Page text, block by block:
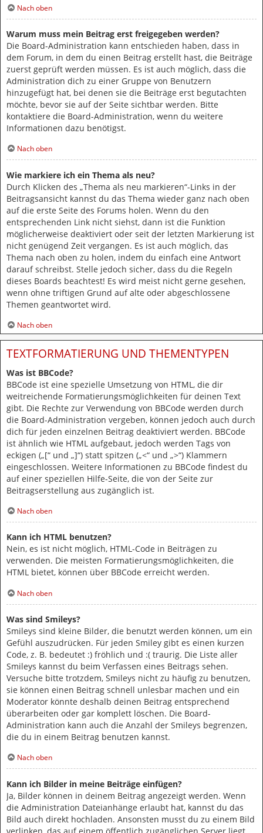
Nach oben
Warum muss mein Beitrag erst freigegeben werden?
Die Board-Administration kann entschieden haben, dass in
dem Forum, in dem du einen Beitrag erstellt hast, die Beiträge
zuerst geprüft werden müssen. Es ist auch möglich, dass die
Administration dich zu einer Gruppe von Benutzern
hinzugefügt hat, bei denen sie die Beiträge erst begutachten
möchte, bevor sie auf der Seite sichtbar werden. Bitte
kontaktiere die Board-Administration, wenn du weitere
Informationen dazu benötigst.
Nach oben
Wie markiere ich ein Thema als neu?
Durch Klicken des „Thema als neu markieren“-Links in der
Beitragsansicht kannst du das Thema wieder ganz nach oben
auf die erste Seite des Forums holen. Wenn du den
entsprechenden Link nicht siehst, dann ist die Funktion
möglicherweise deaktiviert oder seit der letzten Markierung ist
nicht genügend Zeit vergangen. Es ist auch möglich, das
Thema nach oben zu holen, indem du einfach eine Antwort
darauf schreibst. Stelle jedoch sicher, dass du die Regeln
dieses Boards beachtest! Es wird meist nicht gerne gesehen,
wenn ohne triftigen Grund auf alte oder abgeschlossene
Themen geantwortet wird.
Nach oben
TEXTFORMATIERUNG UND THEMENTYPEN
Was ist BBCode?
BBCode ist eine spezielle Umsetzung von HTML, die dir
weitreichende Formatierungsmöglichkeiten für deinen Text
gibt. Die Rechte zur Verwendung von BBCode werden durch
die Board-Administration vergeben, können jedoch auch durch
dich für jeden einzelnen Beitrag deaktiviert werden. BBCode
ist ähnlich wie HTML aufgebaut, jedoch werden Tags von
eckigen („[“ und „]“) statt spitzen („<“ und „>“) Klammern
eingeschlossen. Weitere Informationen zu BBCode findest du
auf einer speziellen Hilfe-Seite, die von der Seite zur
Beitragserstellung aus zugänglich ist.
Nach oben
Kann ich HTML benutzen?
Nein, es ist nicht möglich, HTML-Code in Beiträgen zu
verwenden. Die meisten Formatierungsmöglichkeiten, die
HTML bietet, können über BBCode erreicht werden.
Nach oben
Was sind Smileys?
Smileys sind kleine Bilder, die benutzt werden können, um ein
Gefühl auszudrücken. Für jeden Smiley gibt es einen kurzen
Code, z. B. bedeutet :) fröhlich und :( traurig. Die Liste aller
Smileys kannst du beim Verfassen eines Beitrags sehen.
Versuche bitte trotzdem, Smileys nicht zu häufig zu benutzen,
sie können einen Beitrag schnell unlesbar machen und ein
Moderator könnte deshalb deinen Beitrag entsprechend
überarbeiten oder gar komplett löschen. Die Board-
Administration kann auch die Anzahl der Smileys begrenzen,
die du in einem Beitrag benutzen kannst.
Nach oben
Kann ich Bilder in meine Beiträge einfügen?
Ja, Bilder können in deinem Beitrag angezeigt werden. Wenn
die Administration Dateianhänge erlaubt hat, kannst du das
Bild auch direkt hochladen. Ansonsten musst du zu einem Bild
verlinken, das auf einem öffentlich zugänglichen Server liegt,